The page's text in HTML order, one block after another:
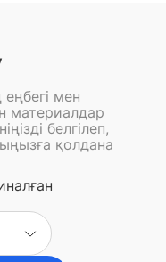
мен
материалдар
белгілеп,
қолдана